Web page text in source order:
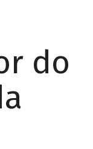
do